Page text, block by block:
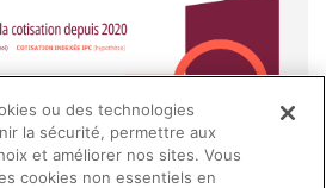
ou des technologies
la sécurité, permettre aux
et améliorer nos sites. Vous
cookies non essentiels en